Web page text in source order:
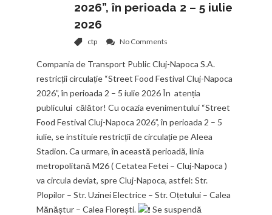
2026”, în perioada 2 – 5 iulie
2026
ctp No Comments
Compania de Transport Public Cluj-Napoca S.A.
restricții circulație “Street Food Festival Cluj-Napoca
2026”, în perioada 2 – 5 iulie 2026 În atenția
publicului călător! Cu ocazia evenimentului “Street
Food Festival Cluj-Napoca 2026”, în perioada 2 – 5
iulie, se instituie restricții de circulație pe Aleea
Stadion. Ca urmare, în această perioadă, linia
metropolitană M26 ( Cetatea Fetei – Cluj-Napoca )
va circula deviat, spre Cluj-Napoca, astfel: Str.
Plopilor – Str. Uzinei Electrice – Str. Oțetului – Calea
Mănăștur – Calea Florești.
Se suspendă